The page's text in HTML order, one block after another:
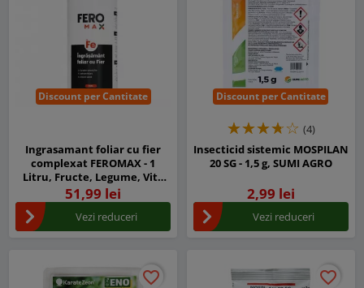
Discount per Cantitate
Ingrasamant foliar cu fier
complexat FEROMAX - 1
Litru, Fructe, Legume, Vita
de vie
51,99 lei
Vezi reduceri
Discount per Cantitate
(4)
Insecticid sistemic MOSPILAN
20 SG - 1,5 g, SUMI AGRO
2,99 lei
Vezi reduceri
favorite_border
favorite_border favorite_border
favorite_border